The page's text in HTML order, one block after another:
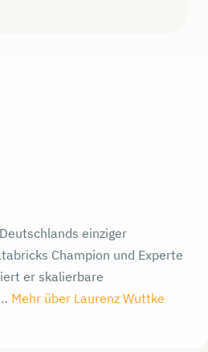
einziger
Champion und Experte
er skalierbare
Mehr über Laurenz Wuttke